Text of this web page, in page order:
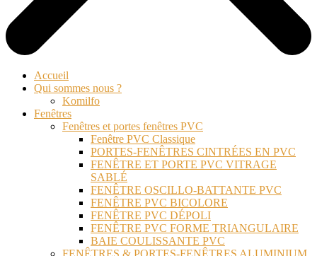
Accueil
Qui sommes nous ?
Komilfo
Fenêtres
Fenêtres et portes fenêtres PVC
Fenêtre PVC Classique
PORTES-FENÊTRES CINTRÉES EN PVC
FENÊTRE ET PORTE PVC VITRAGE
SABLÉ
FENÊTRE OSCILLO-BATTANTE PVC
FENÊTRE PVC BICOLORE
FENÊTRE PVC DÉPOLI
FENÊTRE PVC FORME TRIANGULAIRE
BAIE COULISSANTE PVC